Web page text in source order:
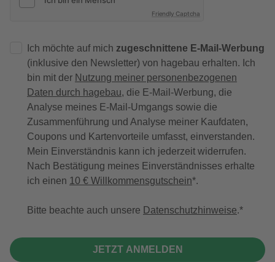
Friendly Captcha
Ich möchte auf mich zugeschnittene E-Mail-Werbung
(inklusive den Newsletter) von hagebau erhalten. Ich
bin mit der Nutzung meiner personenbezogenen
Daten durch hagebau, die E-Mail-Werbung, die
Analyse meines E-Mail-Umgangs sowie die
Zusammenführung und Analyse meiner Kaufdaten,
Coupons und Kartenvorteile umfasst, einverstanden.
Mein Einverständnis kann ich jederzeit widerrufen.
Nach Bestätigung meines Einverständnisses erhalte
ich einen 10 € Willkommensgutschein*.
Bitte beachte auch unsere Datenschutzhinweise.
JETZT ANMELDEN